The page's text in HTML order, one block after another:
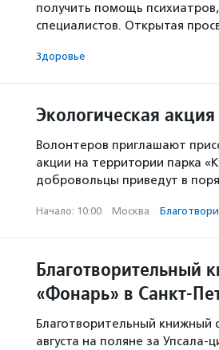
получить помощь
специалистов. Открытая
Здоровье
Экологическая
Волонтеров приглашают
акции на территории парка
добровольцы приведут в
Начало: 10:00 · Москва ·
Благотворительный
«Фонарь» в Санкт-
Благотворительный книжный
августа на поляне за